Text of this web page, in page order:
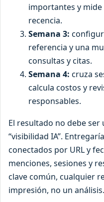
importantes y
recencia.
Semana 3:
referencia y una
consultas y citas.
Semana 4: cruza
calcula costos y
responsables.
El resultado no debe
“visibilidad IA”.
conectados por URL y
menciones, sesiones y
clave común, cualquier
impresión, no un análisis.